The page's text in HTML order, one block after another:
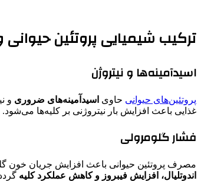
ترکیب شیمیایی پروتئین حیوانی
اسیدآمینه‌ها و نیتروژن
پروتئین‌های حیوانی حاوی اسیدآمینه‌های ضروری و
غذایی باعث افزایش بار نیتروژنی بر کلیه‌ها می‌شود.
فشار گلومرولی
مصرف پروتئین حیوانی باعث افزایش جریان خون
اندوتلیال، افزایش فیبروز و کاهش عملکرد کلیه